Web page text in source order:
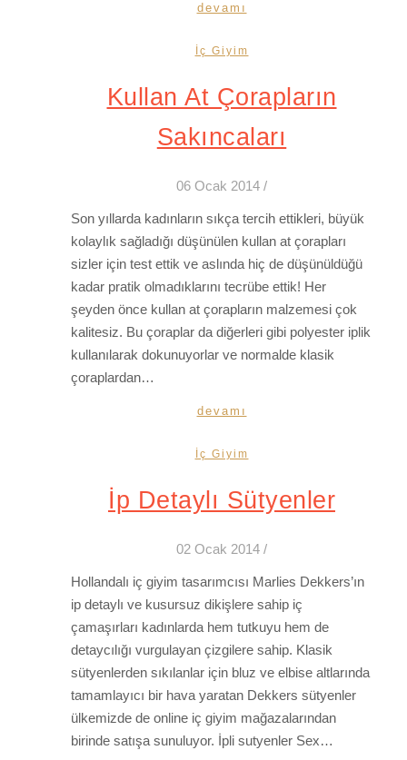
devamı
İç Giyim
Kullan At Çorapların
Sakıncaları
06 Ocak 2014 /
Son yıllarda kadınların sıkça tercih ettikleri, büyük
kolaylık sağladığı düşünülen kullan at çorapları
sizler için test ettik ve aslında hiç de düşünüldüğü
kadar pratik olmadıklarını tecrübe ettik! Her
şeyden önce kullan at çorapların malzemesi çok
kalitesiz. Bu çoraplar da diğerleri gibi polyester iplik
kullanılarak dokunuyorlar ve normalde klasik
çoraplardan…
devamı
İç Giyim
İp Detaylı Sütyenler
02 Ocak 2014 /
Hollandalı iç giyim tasarımcısı Marlies Dekkers’ın
ip detaylı ve kusursuz dikişlere sahip iç
çamaşırları kadınlarda hem tutkuyu hem de
detaycılığı vurgulayan çizgilere sahip. Klasik
sütyenlerden sıkılanlar için bluz ve elbise altlarında
tamamlayıcı bir hava yaratan Dekkers sütyenler
ülkemizde de online iç giyim mağazalarından
birinde satışa sunuluyor. İpli sutyenler Sex…